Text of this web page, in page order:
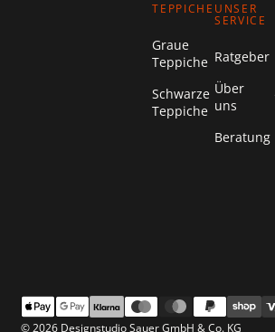
TEPPICHE
Graue
Teppiche
Schwarze
Teppiche
UNSER
SERVICE
Ratgeber
Über
uns
Beratung
© 2026 Designstudio Sauer GmbH & Co. KG